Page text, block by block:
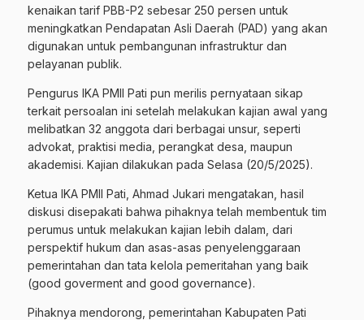
kenaikan tarif PBB-P2 sebesar 250 persen untuk
meningkatkan Pendapatan Asli Daerah (PAD) yang akan
digunakan untuk pembangunan infrastruktur dan
pelayanan publik.
Pengurus IKA PMII Pati pun merilis pernyataan sikap
terkait persoalan ini setelah melakukan kajian awal yang
melibatkan 32 anggota dari berbagai unsur, seperti
advokat, praktisi media, perangkat desa, maupun
akademisi. Kajian dilakukan pada Selasa (20/5/2025).
Ketua IKA PMII Pati, Ahmad Jukari mengatakan, hasil
diskusi disepakati bahwa pihaknya telah membentuk tim
perumus untuk melakukan kajian lebih dalam, dari
perspektif hukum dan asas-asas penyelenggaraan
pemerintahan dan tata kelola pemeritahan yang baik
(good goverment and good governance).
Pihaknya mendorong, pemerintahan Kabupaten Pati